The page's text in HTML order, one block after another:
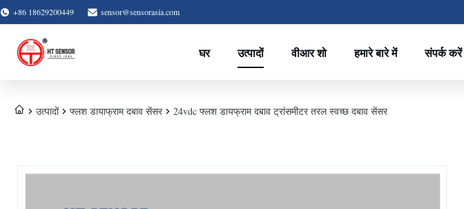
+86 18629200449 sensor@sensorasia.com
घर उत्पादों वीआर शो हमारे बारे में संपर्क करें
उत्पादों फ्लश डायाफ्राम दबाव सेंसर 24vdc फ्लश डायफ्राम दबाव ट्रांसमीटर तरल स्वच्छ दबाव सेंसर